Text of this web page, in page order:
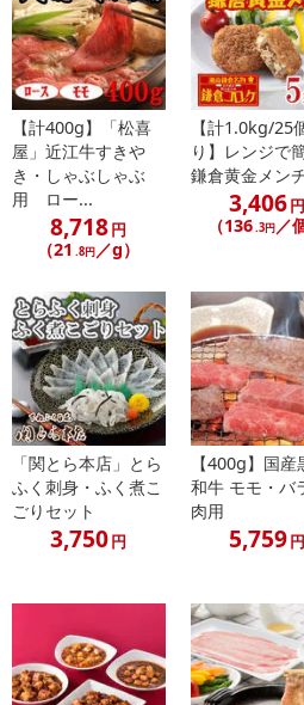
※送料はお試し費用に含まれておりま
※d払い、PayPay、au PAY、au PAY
ンクまとめて支払い、楽天ペイ、メ
Payでお支払いの場合、決済のため外
※予約商品は決済手段ごとに定められ
了することがございます。ご了承い
さい。
【配送伝票番号について】
※配送形態がメール便の商品について
【配送日時の指定について】
※配送日時の指定が可能な商品の場合
配送日、配送時間が異なる可能性がご
カート機能をご利用の場合は、配送
ん。
発送日カレンダー
【計400g】「松喜
屋」近江牛すきや
き・しゃぶしゃぶ
用 ロー...
8,718円
（21 .8円／g）
【計1.0kg/25
り】レンジで
鎌倉黄金メン
3,406円
（136.3円／
「関とら本店」とら
ふく刺身・ふく煮こ
ごりセット
3,750円
【400g】国産
和牛 モモ・バ
肉用
5,759円